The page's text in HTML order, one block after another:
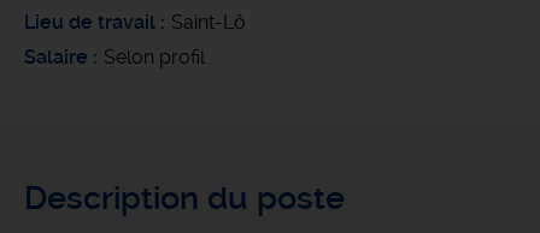
Lieu de travail
Saint-Lô
Salaire
Selon profil
Description du poste